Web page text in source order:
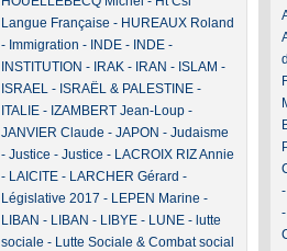
Langue Française - HUREAUX Roland
- Immigration - INDE- INDE-
INSTITUTION - IRAK- IRAN - ISLAM -
ISRAEL- ISRAËL & PALESTINE-
ITALIE- IZAMBERT Jean-Loup-
JANVIER Claude - JAPON - Judaisme
- Justice - Justice - LACROIX RIZ Annie
- LAICITE- LARCHER Gérard -
Législative 2017 - LEPEN Marine -
LIBAN - LIBAN - LIBYE- LUNE- lutte
sociale - Lutte Sociale & Combat social